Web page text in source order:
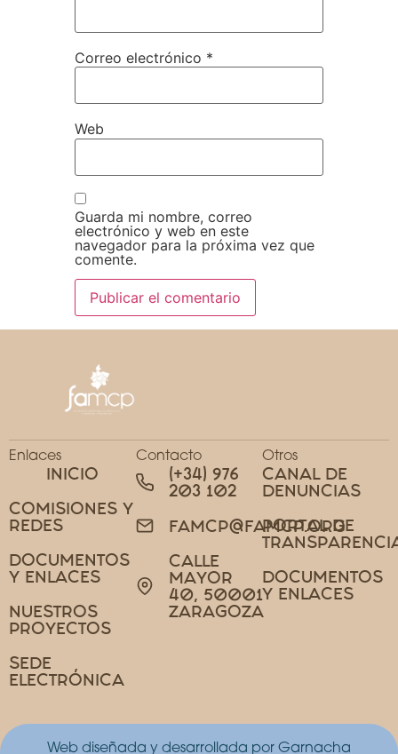
Correo electrónico *
Web
Guarda mi nombre, correo
electrónico y web en este
navegador para la próxima vez que
comente.
Enlaces
INICIO
COMISIONES Y
REDES
DOCUMENTOS
Y ENLACES
NUESTROS
PROYECTOS
SEDE
ELECTRÓNICA
Contacto
(+34) 976
203 102
FAMCP@FAMCP.ORG
CALLE
MAYOR
40, 50001
ZARAGOZA
Otros
CANAL DE
DENUNCIAS
PORTAL DE
DOCUMENTOS
Y ENLACES
Web diseñada y desarrollada por Garnacha